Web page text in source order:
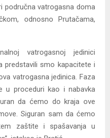
područna vatrogasna doma
odnosno Prutačama,
vatrogasnoj jedinici
predstavili smo kapacitete i
vatrogasna jedinica. Faza
u proceduri kao i nabavka
da ćemo do kraja ove
Siguran sam da ćemo
zaštite i spašavanja u